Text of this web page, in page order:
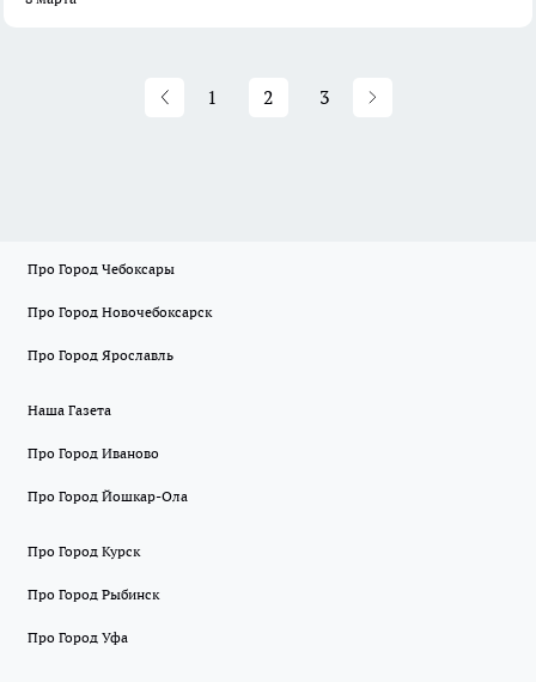
1 2 3
Про Город Чебоксары
Про Город Новочебоксарск
Про Город Ярославль
Наша Газета
Про Город Иваново
Про Город Йошкар-Ола
Про Город Курск
Про Город Рыбинск
Про Город Уфа